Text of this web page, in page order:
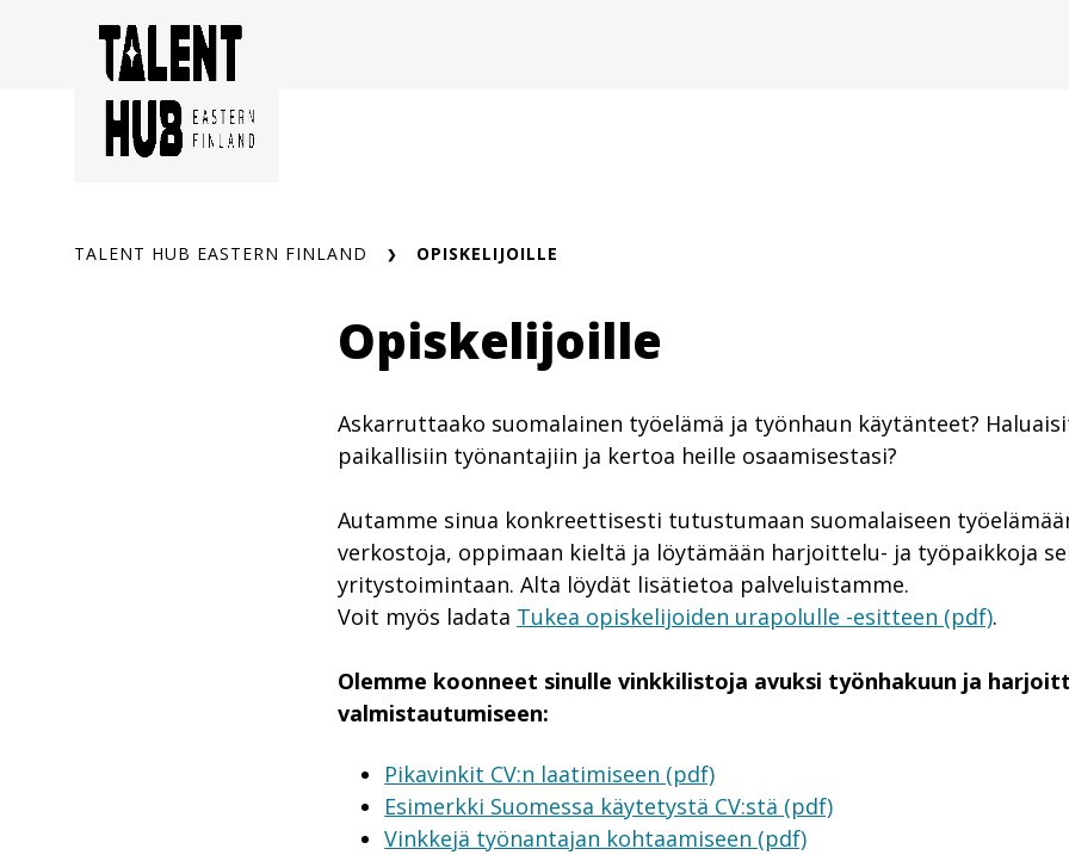
TALENT HUB EASTERN FINLAND OPISKELIJOILLE
Opiskelijoille
Askarruttaako suomalainen työelämä ja työnhaun käytänteet?
paikallisiin työnantajiin ja kertoa heille osaamisestasi?
Autamme sinua konkreettisesti tutustumaan suomalaiseen
verkostoja, oppimaan kieltä ja löytämään harjoittelu- ja työpaikkoja
yritystoimintaan. Alta löydät lisätietoa palveluistamme.
Voit myös ladata Tukea opiskelijoiden urapolulle -esitteen (pdf).
Olemme koonneet sinulle vinkkilistoja avuksi työnhakuun ja
valmistautumiseen:
Pikavinkit CV:n laatimiseen (pdf)
Esimerkki Suomessa käytetystä CV:stä (pdf)
Vinkkejä työnantajan kohtaamiseen (pdf)